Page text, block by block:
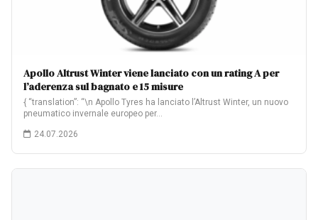
Apollo Altrust Winter viene lanciato con un rating A per
l’aderenza sul bagnato e 15 misure
{ “translation”: “\n Apollo Tyres ha lanciato l’Altrust Winter, un nuovo
pneumatico invernale europeo per…
24.07.2026